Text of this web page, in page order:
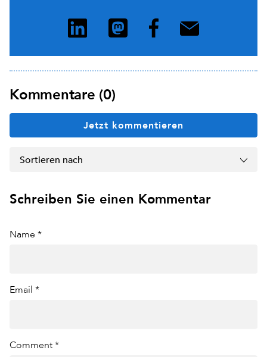
Kommentare (0)
Jetzt kommentieren
Sortieren nach
Schreiben Sie einen Kommentar
Name *
Email *
Comment *